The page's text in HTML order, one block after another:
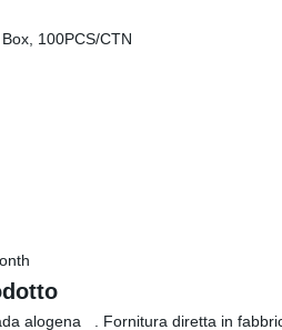
100PCS/CTN
alogena . Fornitura diretta in